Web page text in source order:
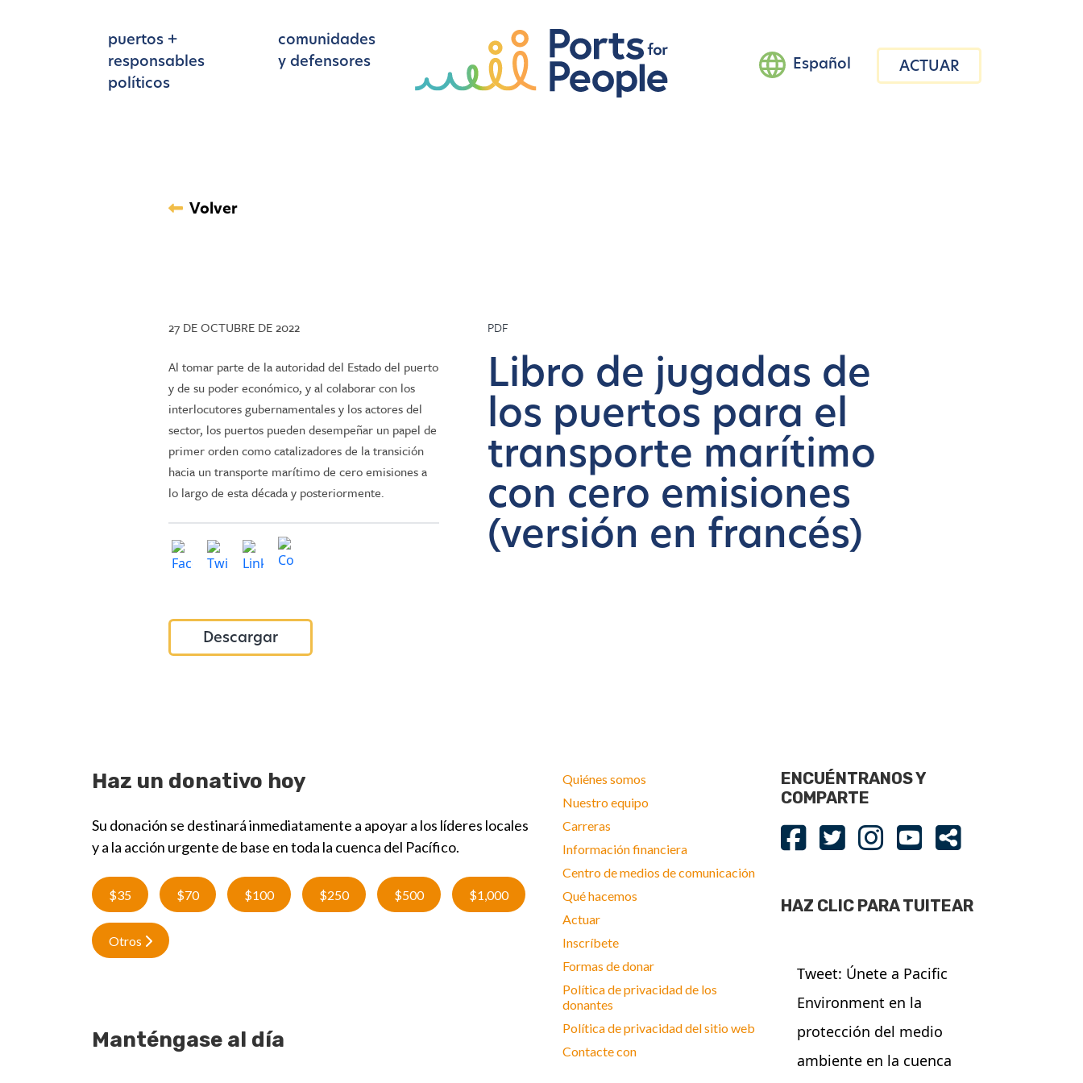
puertos +
responsables
políticos
comunidades
y defensores
Español ACTUAR
Volver
27 DE OCTUBRE DE 2022
Al tomar parte de la autoridad del Estado del puerto
y de su poder económico, y al colaborar con los
interlocutores gubernamentales y los actores del
sector, los puertos pueden desempeñar un papel de
primer orden como catalizadores de la transición
hacia un transporte marítimo de cero emisiones a
lo largo de esta década y posteriormente.
Descargar
PDF
Libro de jugadas de
los puertos para el
transporte marítimo
con cero emisiones
(versión en francés)
Haz un donativo hoy
Su donación se destinará inmediatamente a apoyar a los líderes locales
y a la acción urgente de base en toda la cuenca del Pacífico.
$35 $70 $100 $250 $500 $1,000
Otros
Manténgase al día
Quiénes somos
Nuestro equipo
Carreras
Información financiera
Centro de medios de comunicación
Qué hacemos
Actuar
Inscríbete
Formas de donar
Política de privacidad de los
donantes
Política de privacidad del sitio web
Contacte con
ENCUÉNTRANOS Y
COMPARTE
HAZ CLIC PARA TUITEAR
Tweet: Únete a Pacific
Environment en la
protección del medio
ambiente en la cuenca